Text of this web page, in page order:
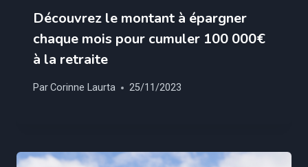
Découvrez le montant à épargner
chaque mois pour cumuler 100 000€
à la retraite
ParCorinne Laurta 25/11/2023